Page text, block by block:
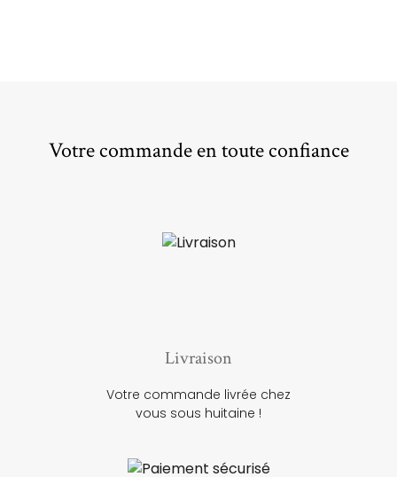
Votre commande en toute confiance
Livraison
Votre commande livrée chez
vous sous huitaine !